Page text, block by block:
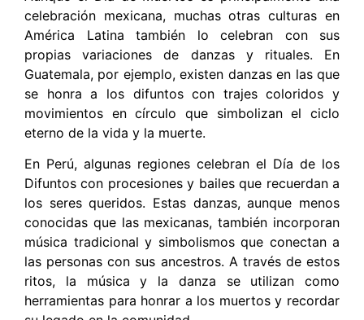
celebración mexicana, muchas otras culturas en
América Latina también lo celebran con sus
propias variaciones de danzas y rituales. En
Guatemala, por ejemplo, existen danzas en las que
se honra a los difuntos con trajes coloridos y
movimientos en círculo que simbolizan el ciclo
eterno de la vida y la muerte.
En Perú, algunas regiones celebran el Día de los
Difuntos con procesiones y bailes que recuerdan a
los seres queridos. Estas danzas, aunque menos
conocidas que las mexicanas, también incorporan
música tradicional y simbolismos que conectan a
las personas con sus ancestros. A través de estos
ritos, la música y la danza se utilizan como
herramientas para honrar a los muertos y recordar